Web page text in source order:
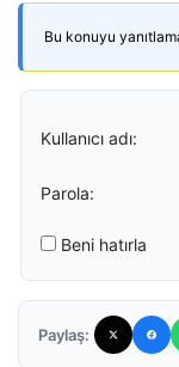
Bu konuyu
Kullanıcı adı:
Parola:
Beni hatırla
Paylaş: